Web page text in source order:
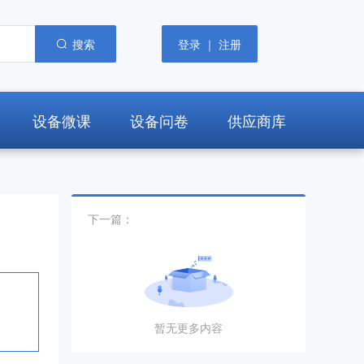
搜索 登录 ｜ 注册
设备微课 设备问卷 供应商库
下一篇：
暂无更多内容